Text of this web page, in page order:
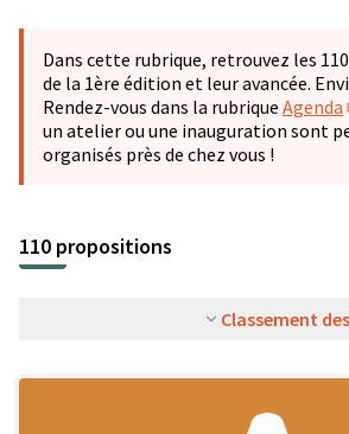
−
Dans cette rubrique, retrouvez les
de la 1ère édition et leur avancée.
Rendez-vous dans la rubrique Agenda
un atelier ou une inauguration sont
organisés près de chez vous !
110 propositions
Classement